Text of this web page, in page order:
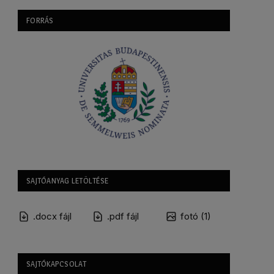
FORRÁS
SAJTÓANYAG LETÖLTÉSE
.docx fájl .pdf fájl fotó (1)
SAJTÓKAPCSOLAT